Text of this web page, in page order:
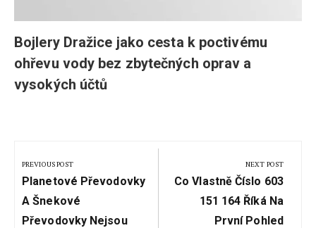
Bojlery Dražice jako cesta k poctivému
ohřevu vody bez zbytečných oprav a
vysokých účtů
pro
příspěvek
PREVIOUS POST
Previous
Post:
Planetové Převodovky
A Šnekové
Převodovky Nejsou
NEXT POST
Next
Post:
Co Vlastně Číslo 603
151 164 Říká Na
První Pohled